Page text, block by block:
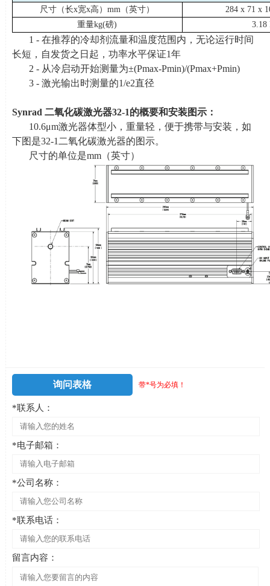
尺寸（长x宽x高）mm （英寸）
284 x 71 x
重量kg(磅) 3.18
1 - 在推荐的冷却剂流量和温度范围内，无论运行时间
长短，自发货之日起，功率水平保证1年
2 - 从冷启动开始测量为±(Pmax-Pmin)/(Pmax+Pmin)
3 - 激光输出时测量的1/e2直径
Synrad 二氧化碳激光器32-1的概要和安装图示：
10.6μm激光器体型小，重量轻，便于携带与安装，如
下图是32-1 二氧化碳激光器的图示。
尺寸的单位是mm（英寸）
询问表格 带*号为必填！
*联系人：
*电子邮箱：
*公司名称：
*联系电话：
留言内容：